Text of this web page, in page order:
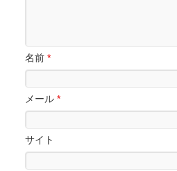
名前 *
メール *
サイト